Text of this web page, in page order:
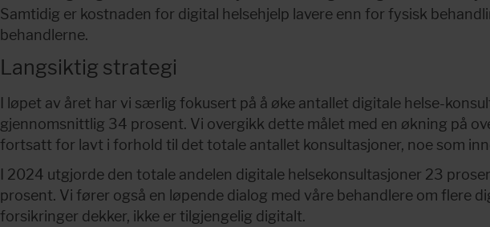
Samtidig er kostnaden for digital helsehjelp lavere enn for fysisk
behandlerne.
Langsiktig strategi
I løpet av året har vi særlig fokusert på å øke antallet digitale helse-
gjennomsnittlig 34 prosent. Vi overgikk dette målet med en økning på
fortsatt for lavt i forhold til det totale antallet konsultasjoner, noe som
I 2024 utgjorde den totale andelen digitale helsekonsultasjoner 23
prosent. Vi fører også en løpende dialog med våre behandlere om flere
forsikringer dekker, ikke er tilgjengelig digitalt.